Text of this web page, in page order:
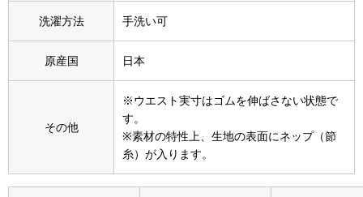
Miss Kyouko／ミスキョウコ
ランド
ビー すべて見る
その他
ウオッチ／ア
ウオッチ
洗濯方法 手洗い可
原産国 日本
その他
※ウエスト実寸はゴムを伸ばさない状態で
す。
※素材の特性上、生地の表面にネップ（節
糸）が入ります。